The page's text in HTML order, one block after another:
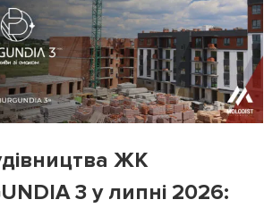
ЖК
3 у липні 2026: